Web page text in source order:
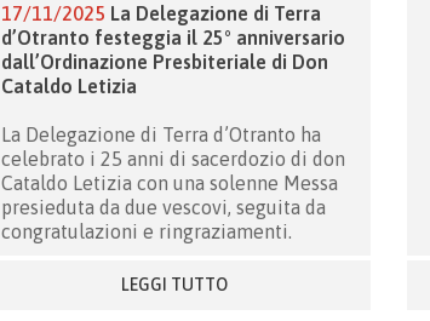
17/11/2025 La Delegazione di Terra
d’Otranto festeggia il 25° anniversario
dall’Ordinazione Presbiteriale di Don
Cataldo Letizia
La Delegazione di Terra d’Otranto ha
celebrato i 25 anni di sacerdozio di don
Cataldo Letizia con una solenne Messa
presieduta da due vescovi, seguita da
congratulazioni e ringraziamenti.
LEGGI TUTTO